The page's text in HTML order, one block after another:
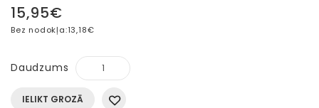
15,95€
Bez nodokļa:13,18€
Daudzums
IELIKT GROZĀ